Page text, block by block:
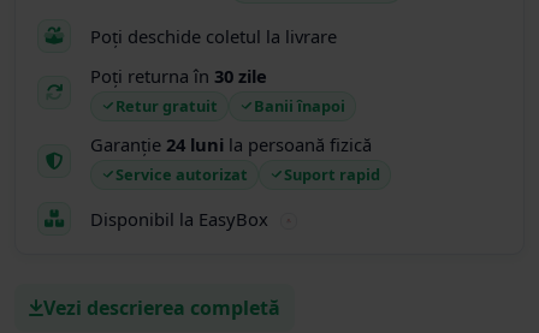
Poți deschide coletul la livrare
Poți returna în 30 zile
Retur gratuit Banii înapoi
Garanție 24 luni la persoană fizică
Service autorizat Suport rapid
Disponibil la EasyBox
Vezi descrierea completă